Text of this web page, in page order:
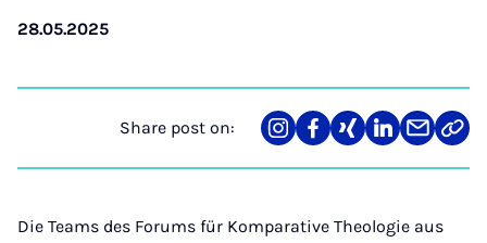
28.05.2025
Share post on:
Share
on
Teilen
auf
Teilen
auf
Teilen
auf
Teilen
über
Link
Die Teams des Forums für Komparative Theologie aus